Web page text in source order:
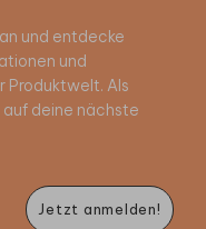
und entdecke
und
Produktwelt. Als
deine nächste
Jetzt anmelden!